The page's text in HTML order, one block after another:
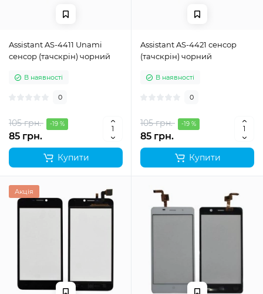
Assistant AS-4411 Unami
сенсор (тачскрін) чорний
В наявності
0
105 грн. -19 %
85 грн.
Купити
Assistant AS-4421 сенсор
(тачскрін) чорний
В наявності
0
105 грн. -19 %
85 грн.
Купити
Акція